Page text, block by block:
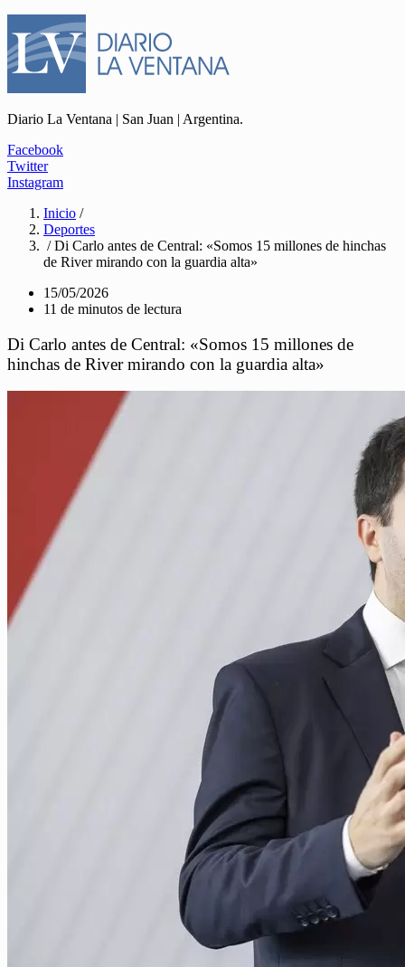
Diario La Ventana | San Juan | Argentina.
Facebook
Twitter
Instagram
Inicio /
Deportes
/ Di Carlo antes de Central: «Somos 15 millones de hinchas
de River mirando con la guardia alta»
15/05/2026
11 de minutos de lectura
Di Carlo antes de Central: «Somos 15 millones de
hinchas de River mirando con la guardia alta»